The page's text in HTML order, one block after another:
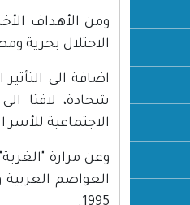
ومن الأهداف
الاحتلال بحرية
اضافة الى
شحادة، لافتا
الاجتماعية
وعن مرارة
العواصم